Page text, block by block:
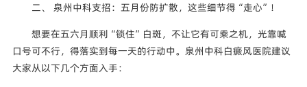
二、 泉州中科支招：五月份防扩散，这些细节得“走心”！
想要在五六月顺利“锁住”白斑，不让它有可乘之机，光靠喊
口号可不行，得落实到每一天的行动中。泉州中科白癜风医院建议
大家从以下几个方面入手：